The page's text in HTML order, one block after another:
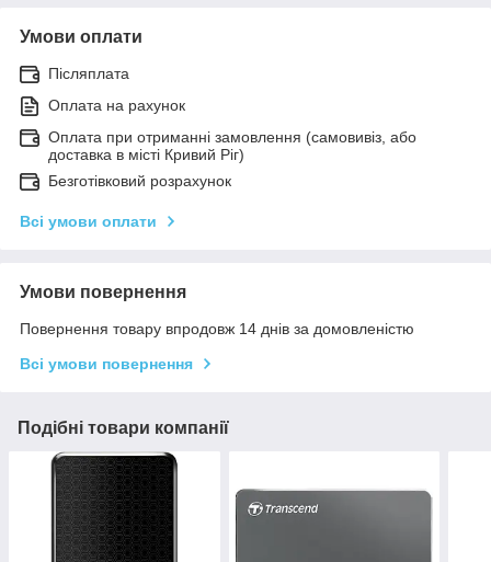
Умови оплати
Післяплата
Оплата на рахунок
Оплата при отриманні замовлення (самовивіз, або
доставка в місті Кривий Ріг)
Безготівковий розрахунок
Всі умови оплати
Умови повернення
Повернення товару впродовж 14 днів за домовленістю
Всі умови повернення
Подібні товари компанії